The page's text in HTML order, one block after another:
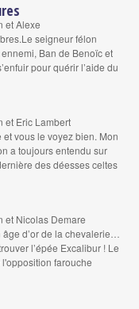
et Alexe
seigneur félon
Ban de Benoïc et
pour quérir l’aide du
et Eric Lambert
vous le voyez bien. Mon
a toujours entendu sur
des déesses celtes
et Nicolas Demare
d’or de la chevalerie…
l’épée Excalibur ! Le
farouche